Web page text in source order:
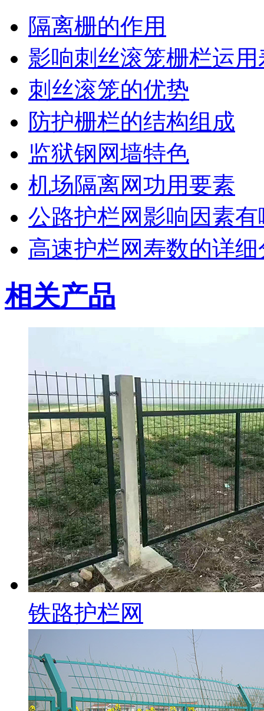
隔离栅的作用
影响刺丝滚笼栅栏运
刺丝滚笼的优势
防护栅栏的结构组成
监狱钢网墙特色
机场隔离网功用要素
公路护栏网影响因素
高速护栏网寿数的详细
相关产品
铁路护栏网